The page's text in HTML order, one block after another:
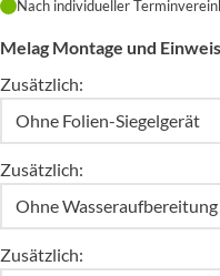
Nach individueller
Melag Montage und
Zusätzlich:
Zusätzlich:
Zusätzlich: